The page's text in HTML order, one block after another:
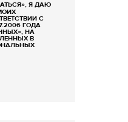
Я ДАЮ
С
ГОДА
НА
В